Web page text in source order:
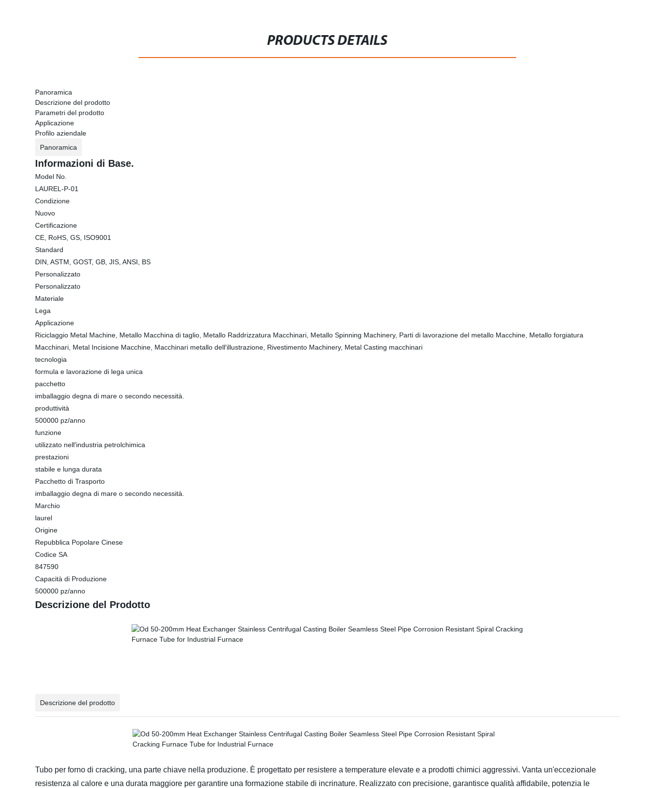
PRODUCTS DETAILS
Panoramica
Descrizione del prodotto
Parametri del prodotto
Applicazione
Profilo aziendale
Panoramica
Informazioni di Base.
Model No.
LAUREL-P-01
Condizione
Nuovo
Certificazione
CE, RoHS, GS, ISO9001
Standard
DIN, ASTM, GOST, GB, JIS, ANSI, BS
Personalizzato
Personalizzato
Materiale
Lega
Applicazione
Riciclaggio Metal Machine, Metallo Macchina di taglio, Metallo Raddrizzatura Macchinari, Metallo Spinning Machinery, Parti di lavorazione del metallo Macchine, Metallo forgiatura
Macchinari, Metal Incisione Macchine, Macchinari metallo dell′illustrazione, Rivestimento Machinery, Metal Casting macchinari
tecnologia
formula e lavorazione di lega unica
pacchetto
imballaggio degna di mare o secondo necessità.
produttività
500000 pz/anno
funzione
utilizzato nell′industria petrolchimica
prestazioni
stabile e lunga durata
Pacchetto di Trasporto
imballaggio degna di mare o secondo necessità.
Marchio
laurel
Origine
Repubblica Popolare Cinese
Codice SA
847590
Capacità di Produzione
500000 pz/anno
Descrizione del Prodotto
Descrizione del prodotto
Tubo per forno di cracking, una parte chiave nella produzione. È progettato per resistere a temperature elevate e a prodotti chimici aggressivi. Vanta un'eccezionale
resistenza al calore e una durata maggiore per garantire una formazione stabile di incrinature. Realizzato con precisione, garantisce qualità affidabile, potenzia le